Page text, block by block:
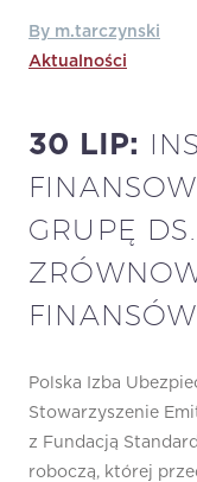
By m.tarczynski
Aktualności
30 LIP:
GRUPĘ DS.
FINANSÓW
Polska Izba
Stowarzyszenie
z Fundacją
roboczą, której